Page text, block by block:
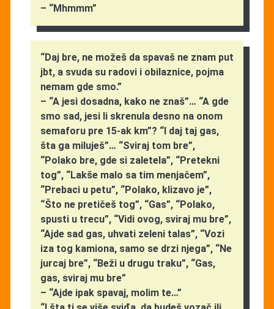
– “Mhmmm”
“Daj bre, ne možeš da spavaš ne znam put
jbt, a svuda su radovi i obilaznice, pojma
nemam gde smo.”
– “A jesi dosadna, kako ne znaš”… “A gde
smo sad, jesi li skrenula desno na onom
semaforu pre 15-ak km”? “I daj taj gas,
šta ga miluješ”… “Sviraj tom bre”,
“Polako bre, gde si zaletela”, “Pretekni
tog”, “Lakše malo sa tim menjačem”,
“Prebaci u petu”, “Polako, klizavo je”,
“Što ne pretičeš tog”, “Gas”, “Polako,
spusti u trecu”, “Vidi ovog, sviraj mu bre”,
“Ajde sad gas, uhvati zeleni talas”, “Vozi
iza tog kamiona, samo se drzi njega”, “Ne
jurcaj bre”, “Beži u drugu traku”, “Gas,
gas, sviraj mu bre”
– “Ajde ipak spavaj, molim te…”